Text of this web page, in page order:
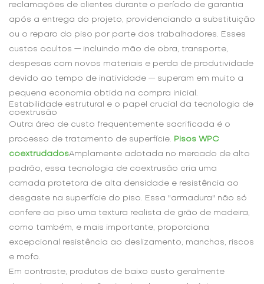
reclamações de clientes durante o período de garantia
após a entrega do projeto, providenciando a substituição
ou o reparo do piso por parte dos trabalhadores. Esses
custos ocultos — incluindo mão de obra, transporte,
despesas com novos materiais e perda de produtividade
devido ao tempo de inatividade — superam em muito a
pequena economia obtida na compra inicial.
Estabilidade estrutural e o papel crucial da tecnologia de
coextrusão
Outra área de custo frequentemente sacrificada é o
processo de tratamento de superfície.
Pisos WPC
coextrudadosAmplamente adotada no mercado de alto
padrão, essa tecnologia de coextrusão cria uma
camada protetora de alta densidade e resistência ao
desgaste na superfície do piso. Essa "armadura" não só
confere ao piso uma textura realista de grão de madeira,
como também, e mais importante, proporciona
excepcional resistência ao deslizamento, manchas, riscos
e mofo.
Em contraste, produtos de baixo custo geralmente